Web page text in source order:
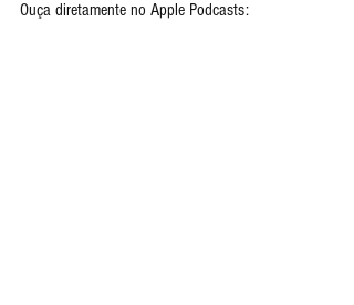
Ouça diretamente no Apple Podcasts: